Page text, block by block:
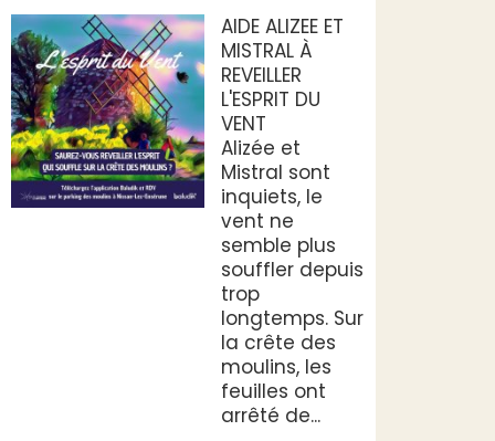
AIDE ALIZEE ET
MISTRAL À
REVEILLER
L'ESPRIT DU
VENT
Alizée et
Mistral sont
inquiets, le
vent ne
semble plus
souffler depuis
trop
longtemps. Sur
la crête des
moulins, les
feuilles ont
arrêté de...